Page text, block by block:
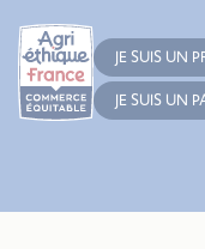
JE SUIS UN
JE SUIS UN